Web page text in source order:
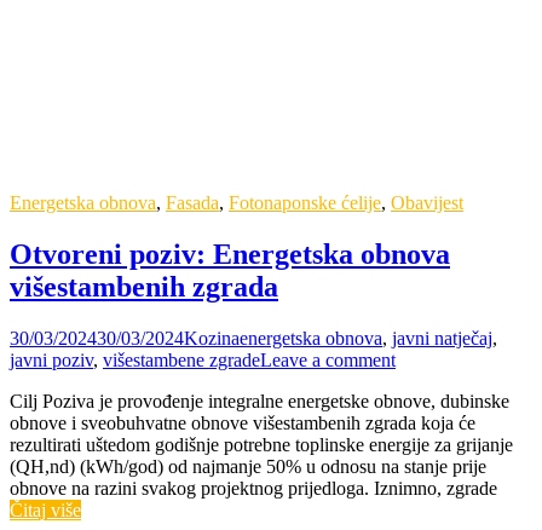
Energetska obnova, Fasada, Fotonaponske ćelije, Obavijest
Otvoreni poziv: Energetska obnova
višestambenih zgrada
30/03/202430/03/2024Kozinaenergetska obnova, javni natječaj,
javni poziv, višestambene zgradeLeave a comment
Cilj Poziva je provođenje integralne energetske obnove, dubinske
obnove i sveobuhvatne obnove višestambenih zgrada koja će
rezultirati uštedom godišnje potrebne toplinske energije za grijanje
(QH,nd) (kWh/god) od najmanje 50% u odnosu na stanje prije
obnove na razini svakog projektnog prijedloga. Iznimno, zgrade
Čitaj više